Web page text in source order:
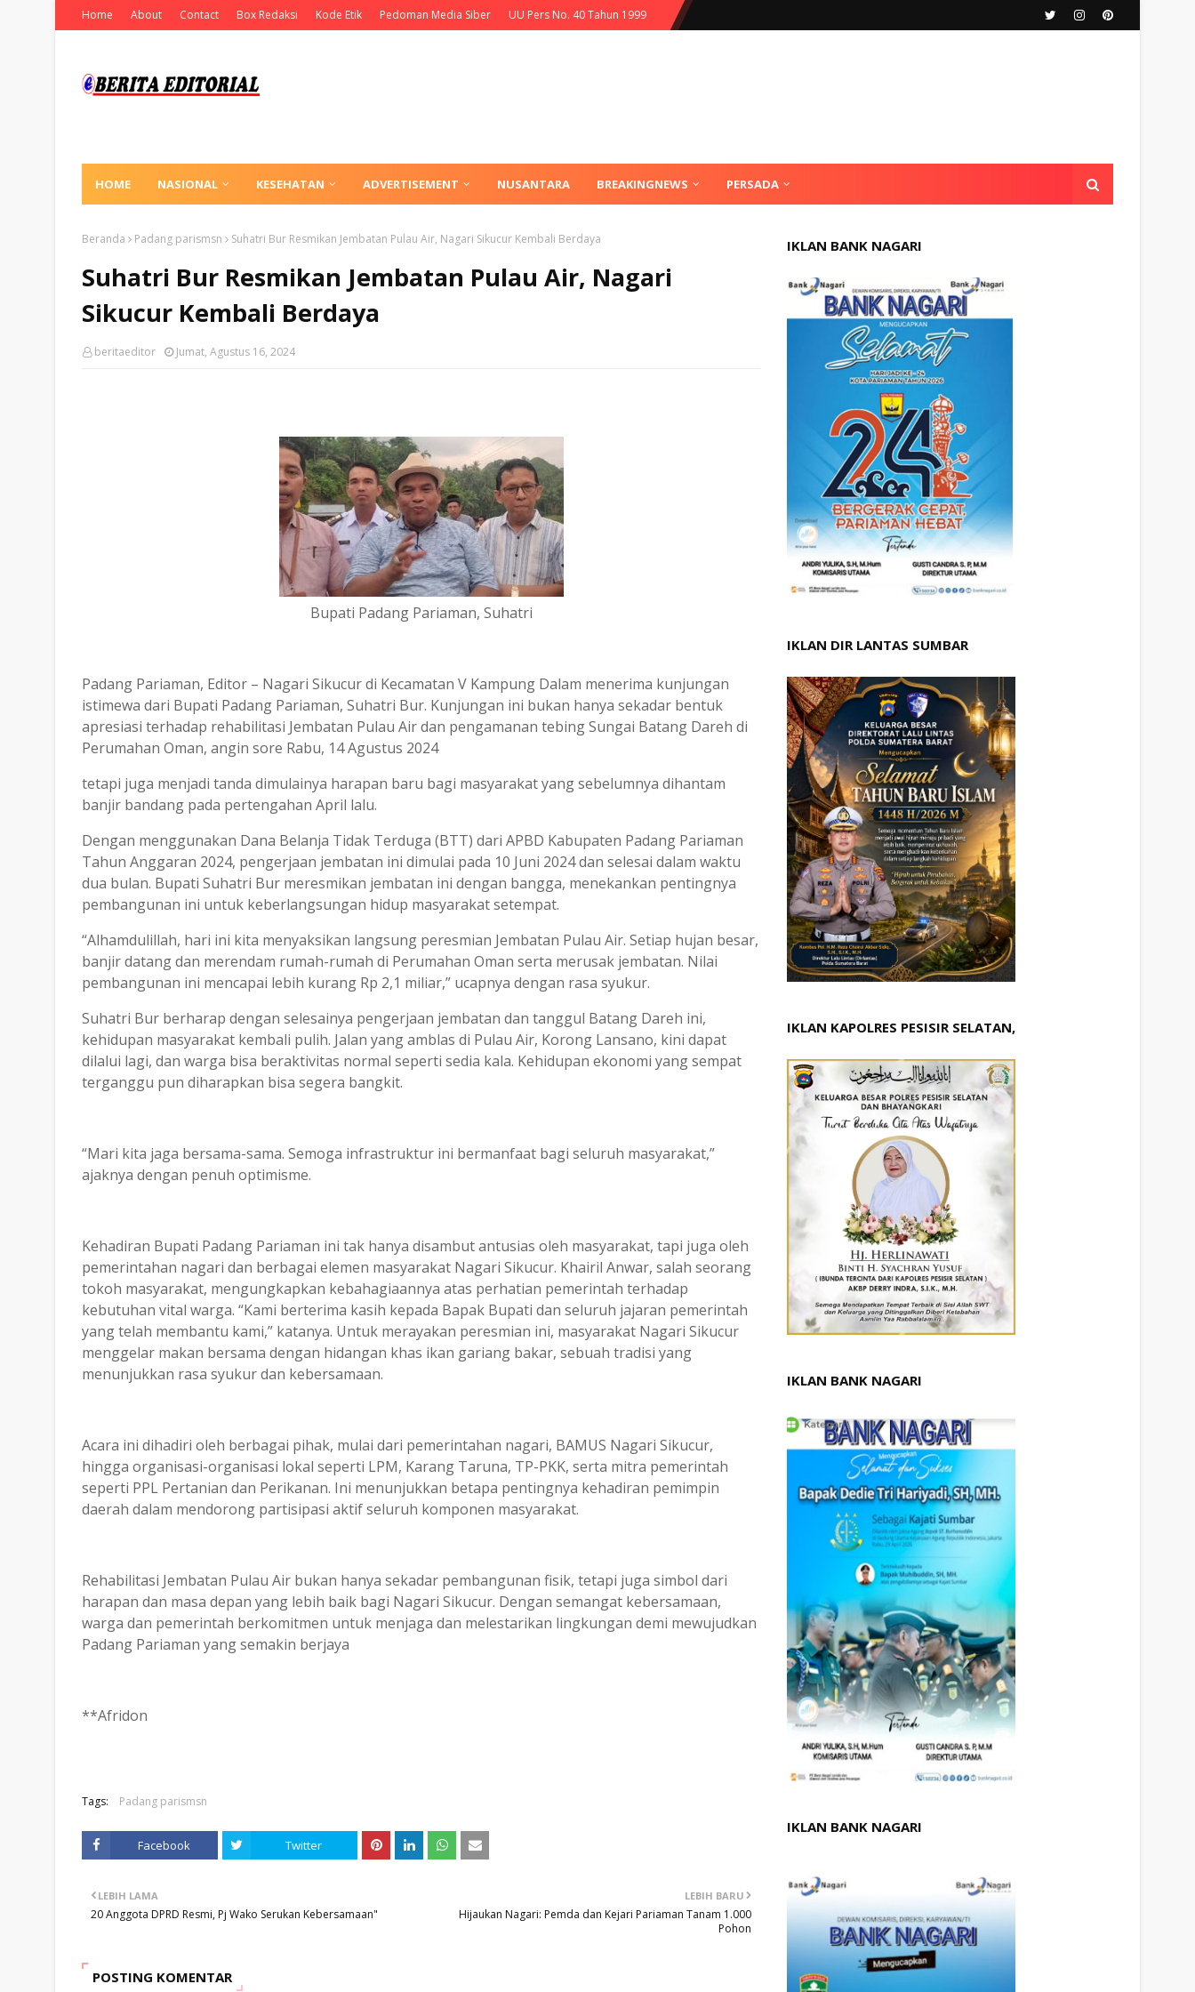
Home About Contact Box Redaksi Kode Etik Pedoman Media Siber UU Pers No. 40 Tahun 1999
HOME NASIONAL KESEHATAN ADVERTISEMENT NUSANTARA BREAKINGNEWS PERSADA
Beranda Padang parismsn Suhatri Bur Resmikan Jembatan Pulau Air, Nagari Sikucur Kembali Berdaya
Suhatri Bur Resmikan Jembatan Pulau Air, Nagari
Sikucur Kembali Berdaya
beritaeditor Jumat, Agustus 16, 2024
Bupati Padang Pariaman, Suhatri
Padang Pariaman, Editor – Nagari Sikucur di Kecamatan V Kampung Dalam menerima kunjungan
istimewa dari Bupati Padang Pariaman, Suhatri Bur. Kunjungan ini bukan hanya sekadar bentuk
apresiasi terhadap rehabilitasi Jembatan Pulau Air dan pengamanan tebing Sungai Batang Dareh di
Perumahan Oman, angin sore Rabu, 14 Agustus 2024
tetapi juga menjadi tanda dimulainya harapan baru bagi masyarakat yang sebelumnya dihantam
banjir bandang pada pertengahan April lalu.
Dengan menggunakan Dana Belanja Tidak Terduga (BTT) dari APBD Kabupaten Padang Pariaman
Tahun Anggaran 2024, pengerjaan jembatan ini dimulai pada 10 Juni 2024 dan selesai dalam waktu
dua bulan. Bupati Suhatri Bur meresmikan jembatan ini dengan bangga, menekankan pentingnya
pembangunan ini untuk keberlangsungan hidup masyarakat setempat.
“Alhamdulillah, hari ini kita menyaksikan langsung peresmian Jembatan Pulau Air. Setiap hujan besar,
banjir datang dan merendam rumah-rumah di Perumahan Oman serta merusak jembatan. Nilai
pembangunan ini mencapai lebih kurang Rp 2,1 miliar,” ucapnya dengan rasa syukur.
Suhatri Bur berharap dengan selesainya pengerjaan jembatan dan tanggul Batang Dareh ini,
kehidupan masyarakat kembali pulih. Jalan yang amblas di Pulau Air, Korong Lansano, kini dapat
dilalui lagi, dan warga bisa beraktivitas normal seperti sedia kala. Kehidupan ekonomi yang sempat
terganggu pun diharapkan bisa segera bangkit.
“Mari kita jaga bersama-sama. Semoga infrastruktur ini bermanfaat bagi seluruh masyarakat,”
ajaknya dengan penuh optimisme.
Kehadiran Bupati Padang Pariaman ini tak hanya disambut antusias oleh masyarakat, tapi juga oleh
pemerintahan nagari dan berbagai elemen masyarakat Nagari Sikucur. Khairil Anwar, salah seorang
tokoh masyarakat, mengungkapkan kebahagiaannya atas perhatian pemerintah terhadap
kebutuhan vital warga. “Kami berterima kasih kepada Bapak Bupati dan seluruh jajaran pemerintah
yang telah membantu kami,” katanya. Untuk merayakan peresmian ini, masyarakat Nagari Sikucur
menggelar makan bersama dengan hidangan khas ikan gariang bakar, sebuah tradisi yang
menunjukkan rasa syukur dan kebersamaan.
Acara ini dihadiri oleh berbagai pihak, mulai dari pemerintahan nagari, BAMUS Nagari Sikucur,
hingga organisasi-organisasi lokal seperti LPM, Karang Taruna, TP-PKK, serta mitra pemerintah
seperti PPL Pertanian dan Perikanan. Ini menunjukkan betapa pentingnya kehadiran pemimpin
daerah dalam mendorong partisipasi aktif seluruh komponen masyarakat.
Rehabilitasi Jembatan Pulau Air bukan hanya sekadar pembangunan fisik, tetapi juga simbol dari
harapan dan masa depan yang lebih baik bagi Nagari Sikucur. Dengan semangat kebersamaan,
warga dan pemerintah berkomitmen untuk menjaga dan melestarikan lingkungan demi mewujudkan
Padang Pariaman yang semakin berjaya
**Afridon
Tags: Padang parismsn
Facebook Twitter
LEBIH BARU
Hijaukan Nagari: Pemda dan Kejari Pariaman Tanam 1.000
Pohon
LEBIH LAMA
20 Anggota DPRD Resmi, Pj Wako Serukan Kebersamaan"
POSTING KOMENTAR
IKLAN BANK NAGARI
IKLAN DIR LANTAS SUMBAR
IKLAN KAPOLRES PESISIR SELATAN,
IKLAN BANK NAGARI
IKLAN BANK NAGARI